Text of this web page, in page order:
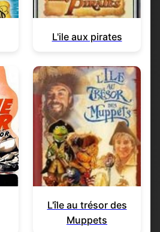
L'ile aux pirates
L'île au trésor des
Muppets